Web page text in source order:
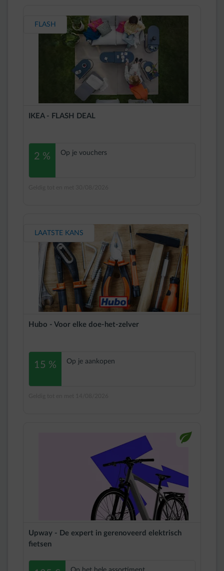
FLASH
IKEA - FLASH DEAL
2 % Op je vouchers
LAATSTE KANS
Hubo - Voor elke doe-het-zelver
15 % Op je aankopen
impulse-leaf
Upway - De expert in gerenoveerd elektrisch
fietsen